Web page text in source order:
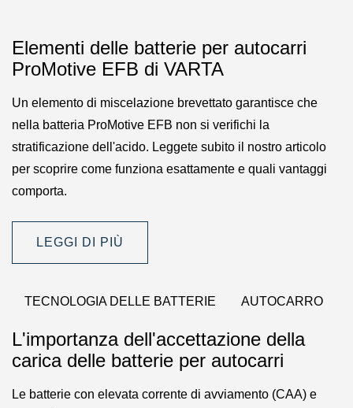
Elementi delle batterie per autocarri
ProMotive EFB di VARTA
Un elemento di miscelazione brevettato garantisce che
nella batteria ProMotive EFB non si verifichi la
stratificazione dell'acido. Leggete subito il nostro articolo
per scoprire come funziona esattamente e quali vantaggi
comporta.
LEGGI DI PIÙ
TECNOLOGIA DELLE BATTERIE AUTOCARRO
L'importanza dell'accettazione della
carica delle batterie per autocarri
Le batterie con elevata corrente di avviamento (CAA) e